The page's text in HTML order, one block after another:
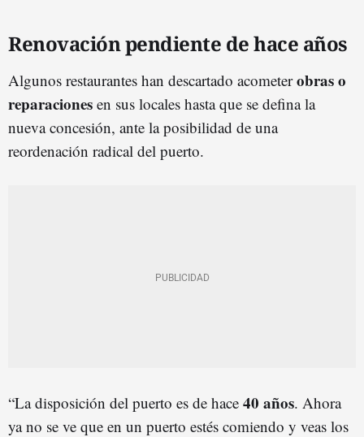
Renovación pendiente de hace años
Algunos restaurantes han descartado acometerobras o
reparaciones en sus locales hasta que se defina la
nueva concesión, ante la posibilidad de una
reordenación radical del puerto.
“La disposición del puerto es de hace 40 años. Ahora
ya no se ve que en un puerto estés comiendo y veas los